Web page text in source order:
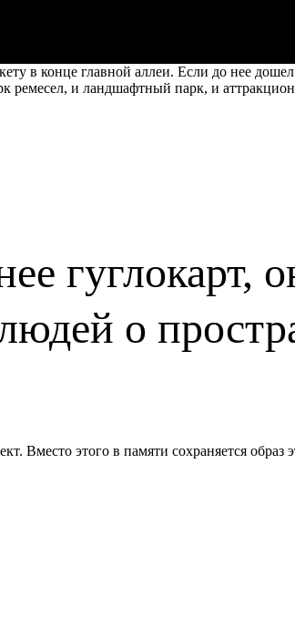
в конце главной аллеи. Если до нее
ремесел, и ландшафтный парк, и
гуглокарт,
о
Вместо этого в памяти сохраняется образ